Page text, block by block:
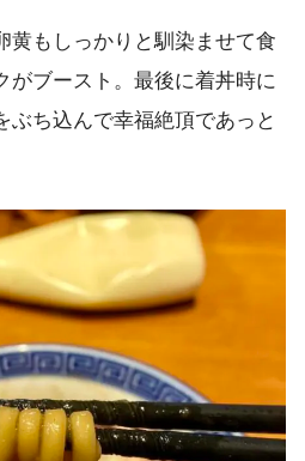
黄もしっかりと馴染ませて食
がブースト。最後に着丼時に
ぶち込んで幸福絶頂であっと